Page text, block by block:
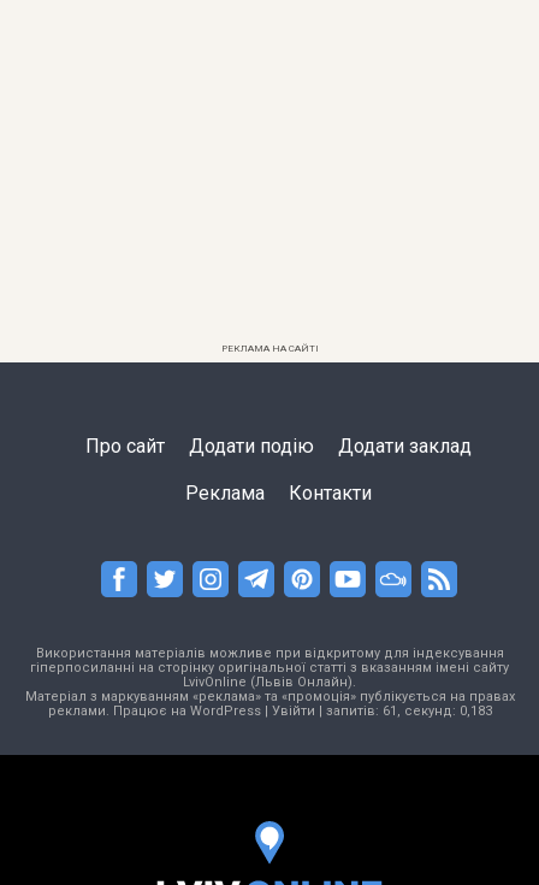
РЕКЛАМА НА САЙТІ
Про сайт Додати подію Додати заклад
Реклама Контакти
Використання матеріалів можливе при відкритому для індексування
гіперпосиланні на сторінку оригінальної статті з вказанням імені сайту
LvivOnline (Львів Онлайн).
Матеріал з маркуванням «реклама» та «промоція» публікується на правах
реклами. Працює на WordPress| Увійти | запитів: 61, секунд: 0,183